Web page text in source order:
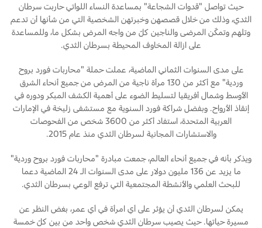
سلطنة
عمان
قطر
‫المملكة
العربية
السعودية‬
الامارات
العربية
خطة الخدمات الممتدة
خدمات فورد
خدمة المحرك
خدمة الفرامل
خدمة البطارية
تغيير زيت
تغيير الفلاتر
الضمان والتأمين
Ford Protect لمحة عامة عن
باقة الخدمة
حيث تواصل "قدوات الشجاعة" بمساعدة النساء اللواتي حاربت سرطان
الثدي، وذلك من خلال قصصهن وخبرتهن الشخصية التي من شأنها أن تدعم
وتلهم وتمكّن المرضى والناجين كلّ من واجه المرض بشكل ما، وللمساعدة
على ازالة المخاوف المحيطة بسرطان الثدي.
على مدى السنوات الثماني الماضية، عملت حملة "محاربات فورد بروح
وردية" مع أكثر من 130 مرأة ناجية من المرض من جميع أنحاء الشرق
الأوسط وشمال أفريقيا لتسليط الضوء على أهمية الكشف المبكر ودوره في
إنقاذ الأرواح. وبفضل شراكة فورد السنوية مع مستشفى زليخة في الإمارات
العربية المتحدة، استفاد أكثر من 3600 شخص من الفحوصات
والاستشارات المجانية لسرطان الثدي منذ عام 2015.
ويذكر بأنه في جميع أنحاء العالم، جمعت مبادرة "محاربات فورد بروح وردية"
ما يزيد عن 136 مليون دولار على مدى السنوات الـ 24 الماضية دعما
للبحث العلمي والأنشطة المجتمعية التي ترفع الوعي بسرطان الثدي.
يمكن لسرطان الثدي أن يؤثر على أي امرأة في أي عمر، بغض النظر عن
مسيرة حياتها. حيث يصيب سرطان الثدي شخص واحد من بين كلّ خمسة